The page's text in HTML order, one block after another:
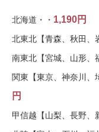
北海道・・ 1,190円
北東北【青森、秋田、
南東北【宮城、山形、
関東【東京、神奈川、
円
甲信越【山梨、長野、